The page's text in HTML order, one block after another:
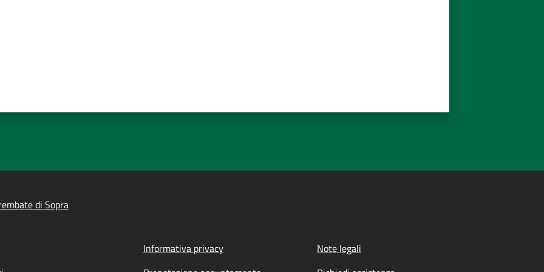
di Sopra
Informativa privacy
Note legali